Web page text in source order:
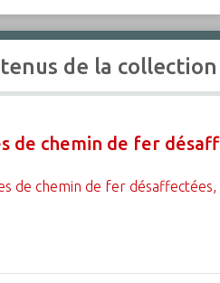
de la collection
de chemin de fer